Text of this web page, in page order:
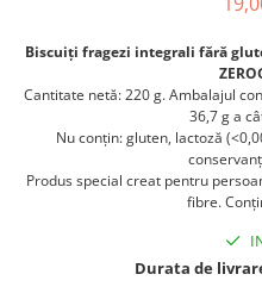
Sosuri Italiene
Sosuri de rosii si pasta de
Produse proaspete
Blaturi de pizza
Dulciuri italiene
Igiena casei
Solutie curatat geamuri
Detergenti pardoseli
Geluri de dus pentru Barbati
Spumant de baie
Sapun Lichid sau Solid
Antibacterian Pentru Fata sau
Maini
Servetele umede, nazale
Parfumuri Italiene
Produse Igiena Dentara
Periute de Dinti
Biscuiți fragezi integrali fără
Cantitate netă: 220 g. Ambalajul
36,7 g a
Nu conțin: gluten, lactoză
Produs special creat pentru
fibre.
Durata de